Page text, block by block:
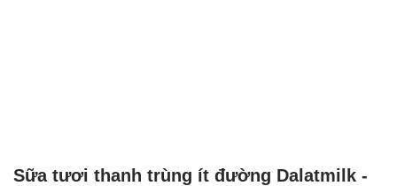
Sữa tươi thanh trùng ít đường Dalatmilk -